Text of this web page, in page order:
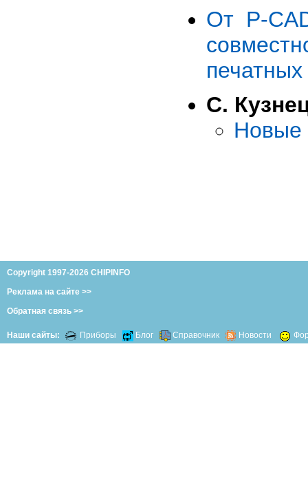
От P-
печатных
С.
Новые
Copyright 1997-2026 CHIPINFO
Реклама на сайте >>
Обратная связь >>
Наши сайты: Приборы Блог Справочник Новости